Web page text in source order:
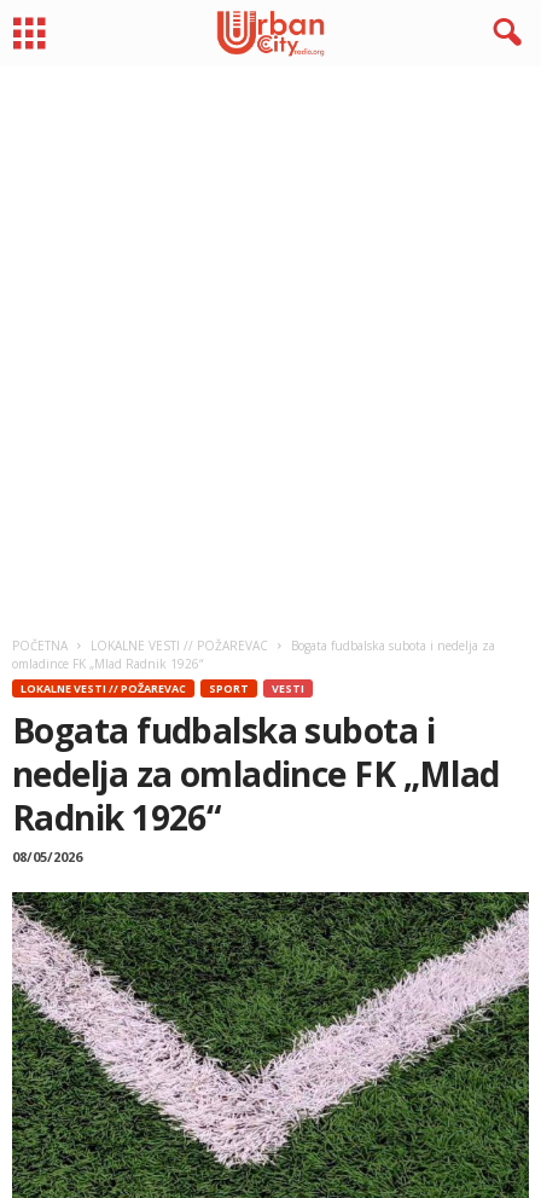
POČETNA LOKALNE VESTI // POŽAREVAC
Bogata fudbalska subota i nedelja za
omladince FK „Mlad Radnik 1926“
LOKALNE VESTI // POŽAREVAC SPORT VESTI
Bogata fudbalska subota i
nedelja za omladince FK „Mlad
Radnik 1926“
08/05/2026